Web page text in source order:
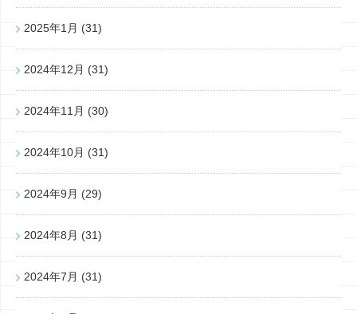
2025年1月 (31)
2024年12月 (31)
2024年11月 (30)
2024年10月 (31)
2024年9月 (29)
2024年8月 (31)
2024年7月 (31)